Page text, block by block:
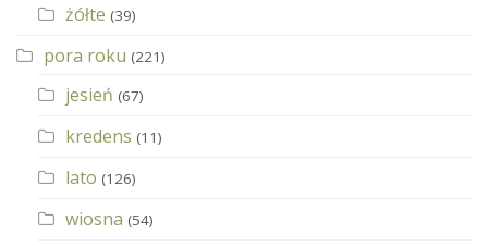
żółte (39)
pora roku (221)
jesień (67)
kredens (11)
lato (126)
wiosna (54)